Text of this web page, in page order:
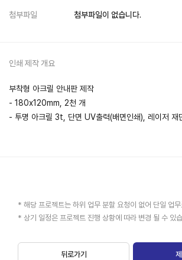
첨부파일 첨부파일이 없습니다.
인쇄 제작 개요
부착형 아크릴 안내판 제작
- 180x120mm, 2천 개
- 투명 아크릴 3t, 단면 UV출력(배면인쇄), 레이저 재
* 해당 프로젝트는 하위 업무 분할 요청이 없어 단일 업
* 상기 일정은 프로젝트 진행 상황에 따라 변경 될 수 있
뒤로가기